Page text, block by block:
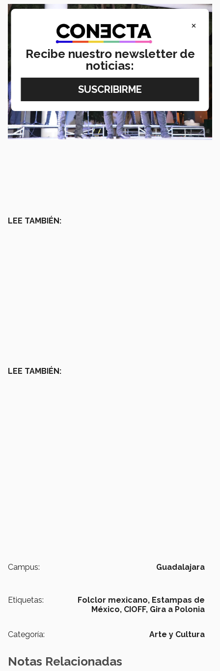
LEE TAMBIÉN:
LEE TAMBIÉN:
Campus: Guadalajara
Etiquetas: Folclor mexicano, Estampas de
México, CIOFF, Gira a Polonia
Categoría: Arte y Cultura
Notas Relacionadas
×
Recibe nuestro newsletter de
noticias: